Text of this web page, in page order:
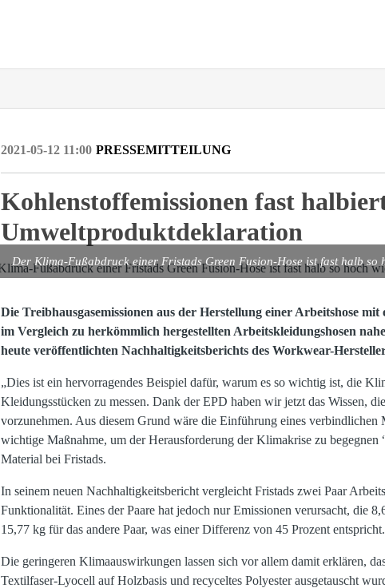
2021-05-12 11:00 PRESSEMITTEILUNG
Kohlenstoffemissionen fast
Umweltproduktdeklaration
Der Klima-Fußabdruck einer Fristads Green Fusion-Hose ist fast halb so
Die Treibhausgasemissionen aus der Herstellung einer Arbeitshose
im Vergleich zu herkömmlich hergestellten Arbeitskleidungshosen
heute veröffentlichten Nachhaltigkeitsberichts des Workwear-
„Dies ist ein hervorragendes Beispiel dafür, warum es so wichtig ist, die
Kleidungsstücken zu messen. Dank der EPD haben wir jetzt das Wissen,
vorzunehmen. Aus diesem Grund wäre die Einführung eines verbindlichen
wichtige Maßnahme, um der Herausforderung der Klimakrise zu
Material bei Fristads.
In seinem neuen Nachhaltigkeitsbericht vergleicht Fristads zwei Paar
Funktionalität. Eines der Paare hat jedoch nur Emissionen verursacht, die
15,77 kg für das andere Paar, was einer Differenz von 45 Prozent entspricht.
Die geringeren Klimaauswirkungen lassen sich vor allem damit erklären,
Textilfaser-Lyocell auf Holzbasis und recyceltes Polyester ausgetauscht